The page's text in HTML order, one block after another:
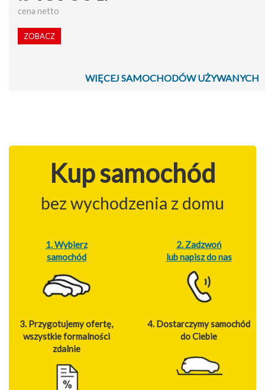
cena netto
ZOBACZ
WIĘCEJ SAMOCHODÓW UŻYWANYCH
Kup samochód
bez wychodzenia z domu
1. Wybierz
samochód
2. Zadzwoń
lub napisz do nas
3. Przygotujemy ofertę,
wszystkie formalności
zdalnie
4. Dostarczymy samochód
do Ciebie